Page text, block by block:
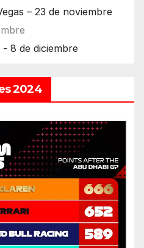
– 23 de noviembre
8 de diciembre
2024